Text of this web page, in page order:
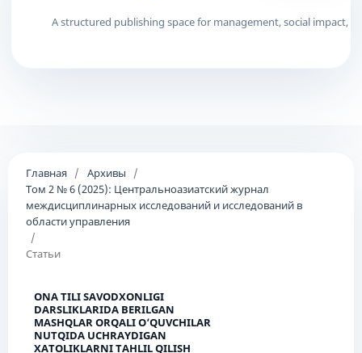
Главная / Архивы
/
Том 2 № 6 (2025): Центральноазиатский журнал
междисциплинарных исследований и исследований в
области управления
/
Статьи
ONA TILI SAVODXONLIGI
DARSLIKLARIDA BERILGAN
MASHQLAR ORQALI O‘QUVCHILAR
NUTQIDA UCHRAYDIGAN
XATOLIKLARNI TAHLIL QILISH